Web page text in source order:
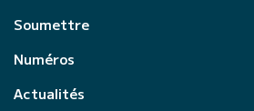
Soumettre
Numéros
Actualités